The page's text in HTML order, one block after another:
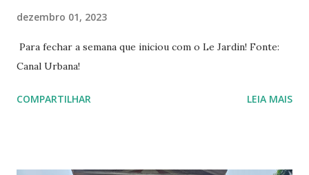
dezembro 01, 2023
Para fechar a semana que iniciou com o Le Jardin! Fonte:
Canal Urbana!
COMPARTILHAR LEIA MAIS